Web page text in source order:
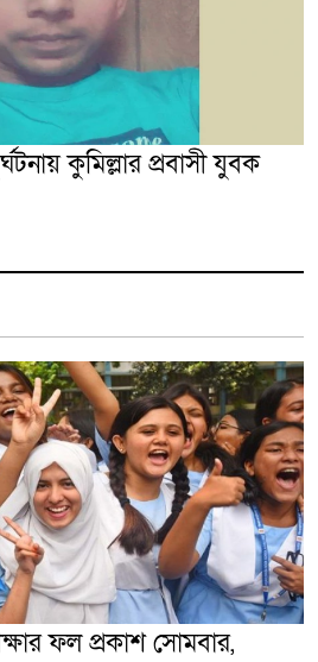
কুমিল্লার প্রবাসী যুবক
ফল প্রকাশ সোমবার,